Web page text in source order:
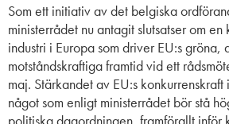
Som ett initiativ av det belgiska
ministerrådet nu antagit slutsatser om
industri i Europa som driver EU:s gröna,
motståndskraftiga framtid vid ett
maj. Stärkandet av EU:s
något som enligt ministerrådet bör stå
politiska dagordningen, framförallt inför